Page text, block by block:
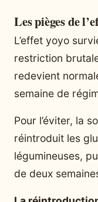
Les pièges de
L’effet yoyo
restriction
redevient
semaine de
Pour l’éviter, la
réintroduit les
légumineuses,
de deux